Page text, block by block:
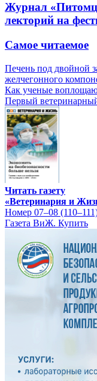
Журнал
лекторий на
Самое читаемое
Печень под двойной
желчегонного
Как ученые
Первый
Читать газету
«Ветеринария и
Номер 07–08
Газета ВиЖ. Купить